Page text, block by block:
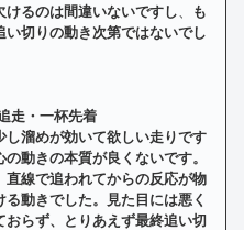
けるのは間違いないですし
も
切りの動き次第ではないでし
走・一杯先着
し溜めが効いて欲しい走りです
動きの本質が良くないです。
線で追われてからの反応が物
動きでした。見た目には悪く
らず、とりあえず最終追い切